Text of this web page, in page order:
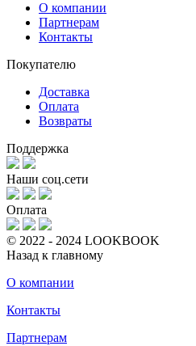
О компании
Партнерам
Контакты
Покупателю
Доставка
Оплата
Возвраты
Поддержка
Наши соц.сети
Оплата
© 2022 - 2024 LOOKBOOK
Назад к главному
О компании
Контакты
Партнерам